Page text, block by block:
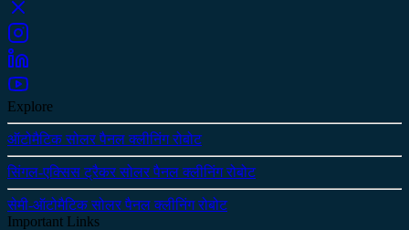
Explore
ऑटोमैटिक सोलर पैनल क्लीनिंग रोबोट
सिंगल-एक्सिस ट्रैकर सोलर पैनल क्लीनिंग रोबोट
सेमी-ऑटोमैटिक सोलर पैनल क्लीनिंग रोबोट
Important Links